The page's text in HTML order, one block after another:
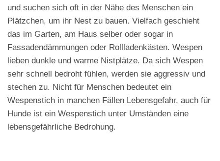
und suchen sich oft in der Nähe des Menschen ein
Plätzchen, um ihr Nest zu bauen. Vielfach geschieht
das im Garten, am Haus selber oder sogar in
Fassadendämmungen oder Rollladenkästen. Wespen
lieben dunkle und warme Nistplätze. Da sich Wespen
sehr schnell bedroht fühlen, werden sie aggressiv und
stechen zu. Nicht für Menschen bedeutet ein
Wespenstich in manchen Fällen Lebensgefahr, auch für
Hunde ist ein Wespenstich unter Umständen eine
lebensgefährliche Bedrohung.